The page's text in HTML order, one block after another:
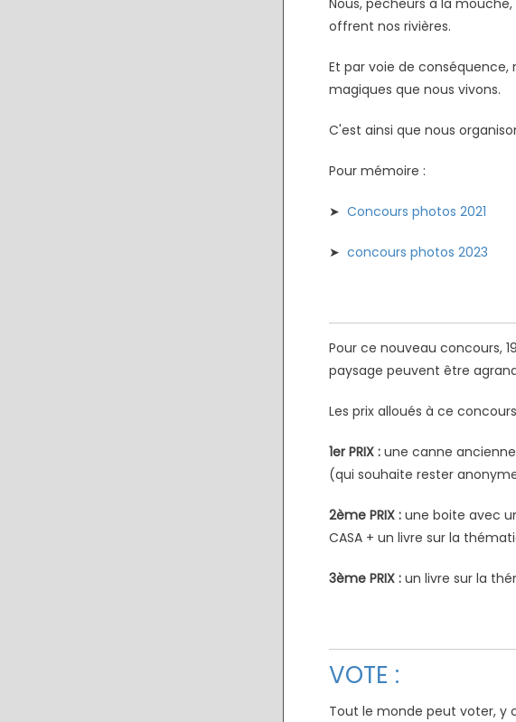
Nous, pêcheurs à la
offrent nos rivières.
Et par voie de
magiques que nous vivons.
C'est ainsi que nous
Pour mémoire :
➤ Concours photos 2021
➤ concours photos 2023
Pour ce nouveau concours,
paysage peuvent être
Les prix alloués à ce
1er PRIX :une canne ancienne
(qui souhaite rester
2ème PRIX :une boite avec
CASA + un livre sur la
3ème PRIX :un livre sur la
VOTE :
Tout le monde peut voter, y